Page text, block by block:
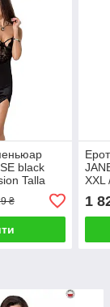
black
Talla
₴
XXL
1